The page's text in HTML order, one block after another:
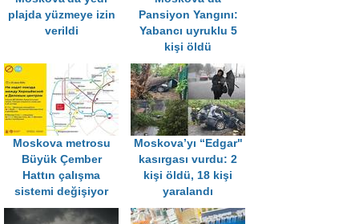
plajda yüzmeye izin
verildi
Pansiyon Yangını:
Yabancı uyruklu 5
kişi öldü
Moskova metrosu
Büyük Çember
Hattın çalışma
sistemi değişiyor
Moskova’yı “Edgar"
kasırgası vurdu: 2
kişi öldü, 18 kişi
yaralandı